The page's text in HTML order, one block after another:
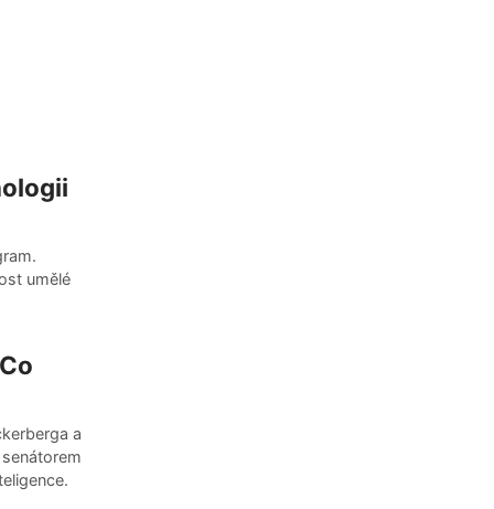
umělé
a